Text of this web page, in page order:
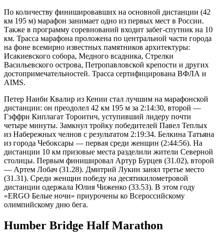
По количеству финишировавших на основной дистанции (42
км 195 м) марафон занимает одно из первых мест в России.
Также в программу соревнований входит забег-спутник на 10
км. Трасса марафона проложена по центральной части города
на фоне всемирно известных памятников архитектуры:
Исакиевского собора, Медного всадника, Стрелки
Васильевского острова, Петропавловской крепости и других
достопримечательностей. Трасса сертифицирована ВФЛА и
AIMS.
Петер Наиби Квалир из Кении стал лучшим на марафонской
дистанции: он преодолел 42 км 195 м за 2:14:30, второй —
Гэффри Киплагат Тороитич, уступивший лидеру почти
четыре минуты. Замкнул тройку победителей Павел Теплых
из Набережных челнов с результатом 2:19:34. Белкина Татьяна
из города Чебоксары — первая среди женщин (2:44:56). На
дистанции 10 км призовые места разделили жители Северной
столицы. Первым финишировал Артур Бурцев (31.02), второй
— Артем Лобач (31.28). Дмитрий Лукин занял третье место
(31.31). Среди женщин победу на десятикилометровой
дистанции одержала Юлия Чиженко (33.53). В этом году
«ERGO Белые ночи» приурочены ко Всероссийскому
олимпийскому дню бега.
Humber Bridge Half Marathon